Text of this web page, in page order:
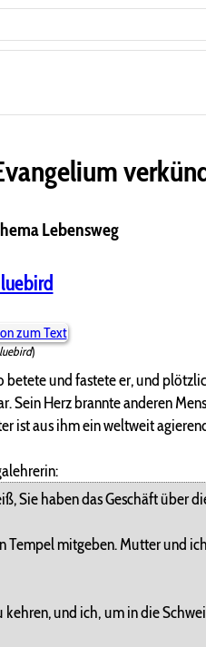
Lebensweg
)
und fastete er, und
Herz brannte anderen
ist aus ihm ein weltweit
haben das Geschäft über
mitgeben. Mutter und
und ich, um in die